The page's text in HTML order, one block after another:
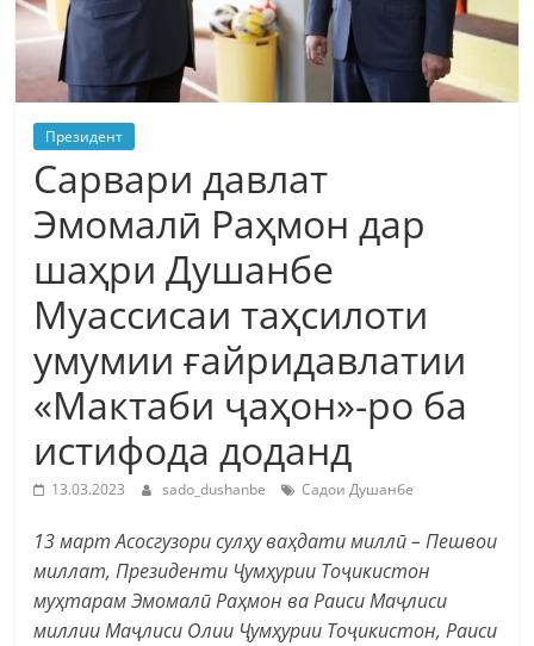
Президент
Сарвари давлат
Эмомалӣ Раҳмон дар
шаҳри Душанбе
Муассисаи таҳсилоти
умумии ғайридавлатии
«Мактаби ҷаҳон»-ро ба
истифода доданд
13.03.2023 sado_dushanbe Садои Душанбе
13 март Асосгузори сулҳу ваҳдати миллӣ – Пешвои
миллат, Президенти Ҷумҳурии Тоҷикистон
муҳтарам Эмомалӣ Раҳмон ва Раиси Маҷлиси
миллии Маҷлиси Олии Ҷумҳурии Тоҷикистон, Раиси